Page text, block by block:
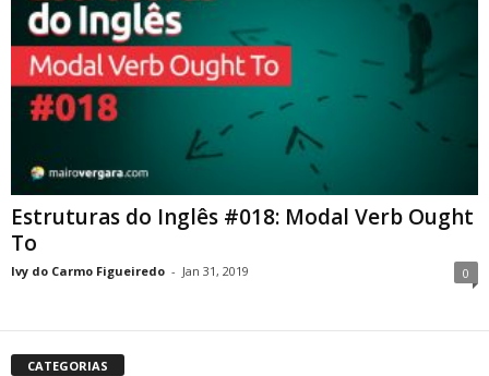
Estruturas do Inglês #018: Modal Verb Ought
To
Ivy do Carmo Figueiredo - Jan 31, 2019 0
CATEGORIAS